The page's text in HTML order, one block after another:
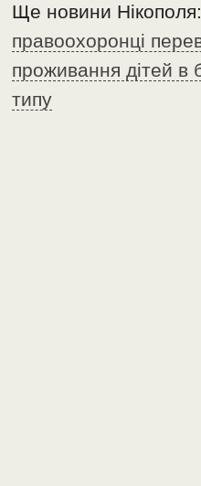
Ще новини Нікополя:
правоохоронці
проживання дітей в
типу